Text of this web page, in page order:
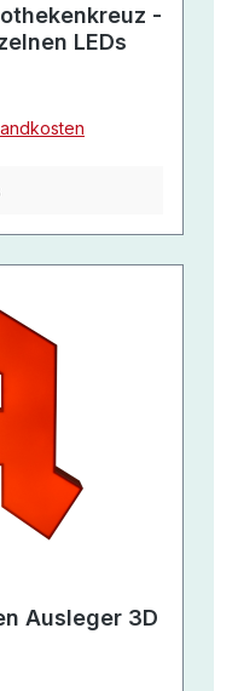
-
LEDs
Ausleger 3D